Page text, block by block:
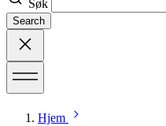
Søk
Search
Hjem